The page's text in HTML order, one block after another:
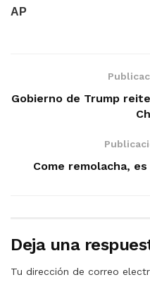
AP
Gobierno de Trump
Come remolacha,
Deja una
Tu dirección de correo